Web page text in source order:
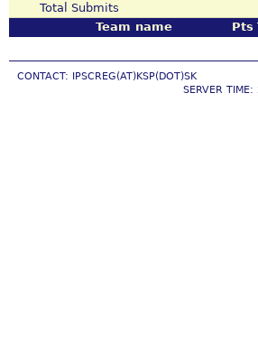
Total Submits
Team name Pts
CONTACT: IPSCREG(AT)KSP(DOT)SK
SERVER